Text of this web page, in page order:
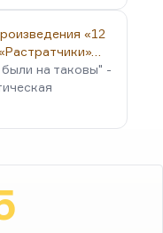
«12
на таковы" -